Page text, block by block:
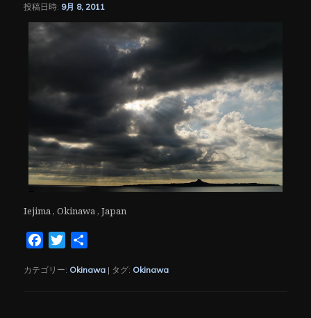
投稿日時: 9月 8, 2011
Iejima , Okinawa , Japan
FacebookTwitter
カテゴリー: Okinawa | タグ: Okinawa